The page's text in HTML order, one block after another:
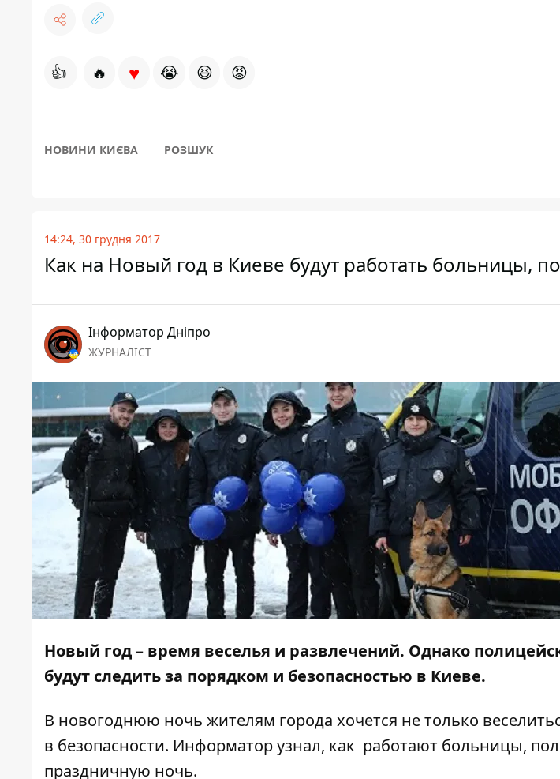
👍 🔥 ♥ 😭 😆 😡
НОВИНИ КИЄВА РОЗШУК
14:24, 30 грудня 2017
Как на Новый год в Киеве будут работать больницы,
Інформатор Дніпро
ЖУРНАЛІСТ
Новый год – время веселья и развлечений. Однако
будут следить за порядком и безопасностью в Киеве.
В новогоднюю ночь жителям города хочется не только
в безопасности. Информаторузнал, как работают больницы,
праздничную ночь.